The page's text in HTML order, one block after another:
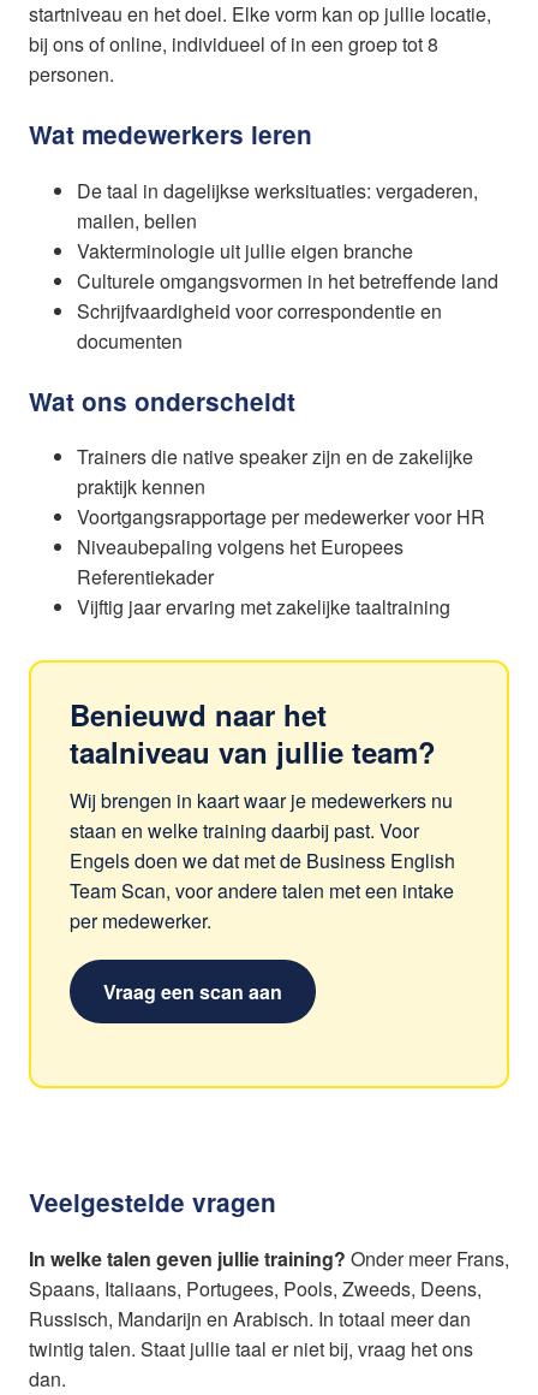
startniveau en het doel. Elke vorm kan op jullie locatie,
bij ons of online, individueel of in een groep tot 8
personen.
Wat medewerkers leren
De taal in dagelijkse werksituaties: vergaderen,
mailen, bellen
Vakterminologie uit jullie eigen branche
Culturele omgangsvormen in het betreffende land
Schrijfvaardigheid voor correspondentie en
documenten
Wat ons onderscheidt
Trainers die native speaker zijn en de zakelijke
praktijk kennen
Voortgangsrapportage per medewerker voor HR
Niveaubepaling volgens het Europees
Referentiekader
Vijftig jaar ervaring met zakelijke taaltraining
Benieuwd naar het
taalniveau van jullie team?
Wij brengen in kaart waar je medewerkers nu
staan en welke training daarbij past. Voor
Engels doen we dat met de Business English
Team Scan, voor andere talen met een intake
per medewerker.
Vraag een scan aan
Veelgestelde vragen
In welke talen geven jullie training? Onder meer Frans,
Spaans, Italiaans, Portugees, Pools, Zweeds, Deens,
Russisch, Mandarijn en Arabisch. In totaal meer dan
twintig talen. Staat jullie taal er niet bij, vraag het ons
dan.